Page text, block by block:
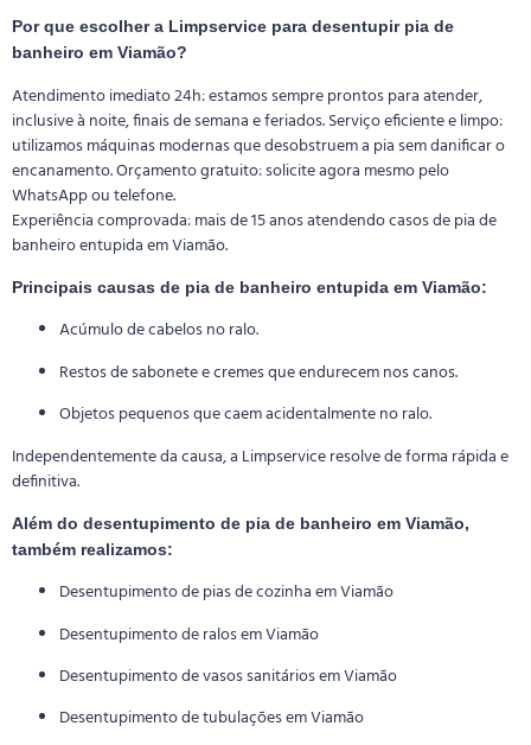
Por que escolher a Limpservice para desentupir pia de
banheiro em Viamão?
Atendimento imediato 24h: estamos sempre prontos para atender,
inclusive à noite, finais de semana e feriados. Serviço eficiente e limpo:
utilizamos máquinas modernas que desobstruem a pia sem danificar o
encanamento. Orçamento gratuito: solicite agora mesmo pelo
WhatsApp ou telefone.
Experiência comprovada: mais de 15 anos atendendo casos de pia de
banheiro entupida em Viamão.
Principais causas de pia de banheiro entupida em Viamão:
Acúmulo de cabelos no ralo.
Restos de sabonete e cremes que endurecem nos canos.
Objetos pequenos que caem acidentalmente no ralo.
Independentemente da causa, a Limpservice resolve de forma rápida e
definitiva.
Além do desentupimento de pia de banheiro em Viamão,
também realizamos:
Desentupimento de pias de cozinha em Viamão
Desentupimento de ralos em Viamão
Desentupimento de vasos sanitários em Viamão
Desentupimento de tubulações em Viamão